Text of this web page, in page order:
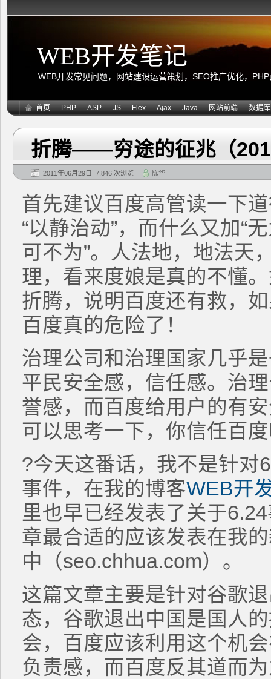
WEB开发笔记
WEB开发常见问题，网站建设运营策划，SEO推广优化，
首页 PHP ASP JS Flex Ajax Java 网站前端 数据库
折腾——穷途的征兆（
2011年06月29日 7,846 次浏览 陈华
首先建议百度高管读一下
“以静治动”，而什么又加“
可不为”。人法地，地法天
理，看来度娘是真的不懂
折腾，说明百度还有救，
百度真的危险了！
治理公司和治理国家几乎
平民安全感，信任感。治
誉感，而百度给用户的有
可以思考一下，你信任百
?今天这番话，我不是针对
事件，在我的博客WEB开
里也早已经发表了关于
章最合适的应该发表在我
中（seo.chhua.com）。
这篇文章主要是针对谷歌
态，谷歌退出中国是国人
会，百度应该利用这个机
负责感，而百度反其道而